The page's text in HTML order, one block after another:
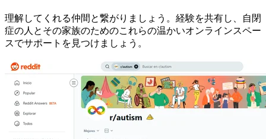
理解してくれる仲間と繋がりましょう。経験を共有し、自閉
症の人とその家族のためのこれらの温かいオンラインスペー
スでサポートを見つけましょう。